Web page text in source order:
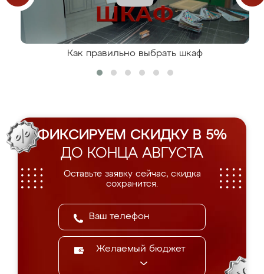
Как правильно выбрать шкаф
ФИКСИРУЕМ СКИДКУ В 5%
ДО КОНЦА АВГУСТА
Оставьте заявку сейчас, скидка
сохранится.
Желаемый бюджет